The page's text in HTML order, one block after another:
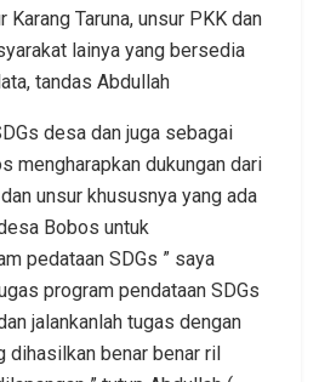
Karang Taruna, unsur PKK dan
lainya yang bersedia
tandas Abdullah
desa dan juga sebagai
mengharapkan dukungan dari
unsur khususnya yang ada
Bobos untuk
pedataan SDGs ” saya
program pendataan SDGs
jalankanlah tugas dengan
dihasilkan benar benar ril